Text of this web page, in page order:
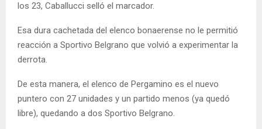
los 23, Caballucci selló el marcador.
Esa dura cachetada del elenco bonaerense no le permitió
reacción a Sportivo Belgrano que volvió a experimentar la
derrota.
De esta manera, el elenco de Pergamino es el nuevo
puntero con 27 unidades y un partido menos (ya quedó
libre), quedando a dos Sportivo Belgrano.